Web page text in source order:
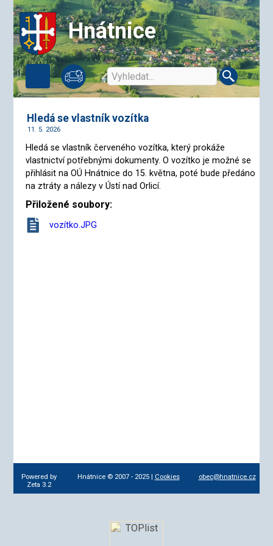
Hnátnice
Hledá se vlastník vozítka
11. 5. 2026
Hledá se vlastník červeného vozítka, který prokáže
vlastnictví potřebnými dokumenty. O vozítko je možné se
přihlásit na OÚ Hnátnice do 15. května, poté bude předáno
na ztráty a nálezy v Ústí nad Orlicí.
Přiložené soubory:
vozítko.JPG
Powered by
Zeta 3.2
Hnátnice © 2007 - 2025 | Cookies obec@hnatnice.cz